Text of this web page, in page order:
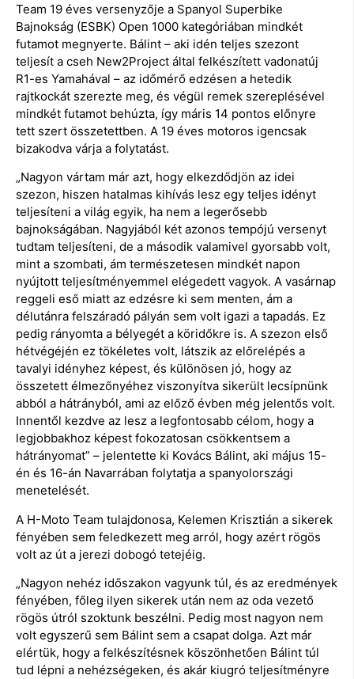
Team 19 éves versenyzője a Spanyol Superbike
Bajnokság (ESBK) Open 1000 kategóriában mindkét
futamot megnyerte. Bálint – aki idén teljes szezont
teljesít a cseh New2Project által felkészített vadonatúj
R1-es Yamahával – az időmérő edzésen a hetedik
rajtkockát szerezte meg, és végül remek szereplésével
mindkét futamot behúzta, így máris 14 pontos előnyre
tett szert összetettben. A 19 éves motoros igencsak
bizakodva várja a folytatást.
„Nagyon vártam már azt, hogy elkezdődjön az idei
szezon, hiszen hatalmas kihívás lesz egy teljes idényt
teljesíteni a világ egyik, ha nem a legerősebb
bajnokságában. Nagyjából két azonos tempójú versenyt
tudtam teljesíteni, de a második valamivel gyorsabb volt,
mint a szombati, ám természetesen mindkét napon
nyújtott teljesítményemmel elégedett vagyok. A vasárnap
reggeli eső miatt az edzésre ki sem menten, ám a
délutánra felszáradó pályán sem volt igazi a tapadás. Ez
pedig rányomta a bélyegét a köridőkre is. A szezon első
hétvégéjén ez tökéletes volt, látszik az előrelépés a
tavalyi idényhez képest, és különösen jó, hogy az
összetett élmezőnyéhez viszonyítva sikerült lecsípnünk
abból a hátrányból, ami az előző évben még jelentős volt.
Innentől kezdve az lesz a legfontosabb célom, hogy a
legjobbakhoz képest fokozatosan csökkentsem a
hátrányomat” – jelentette ki Kovács Bálint, aki május 15-
én és 16-án Navarrában folytatja a spanyolországi
menetelését.
A H-Moto Team tulajdonosa, Kelemen Krisztián a sikerek
fényében sem feledkezett meg arról, hogy azért rögös
volt az út a jerezi dobogó tetejéig.
„Nagyon nehéz időszakon vagyunk túl, és az eredmények
fényében, főleg ilyen sikerek után nem az oda vezető
rögös útról szoktunk beszélni. Pedig most nagyon nem
volt egyszerű sem Bálint sem a csapat dolga. Azt már
elértük, hogy a felkészítésnek köszönhetően Bálint túl
tud lépni a nehézségeken, és akár kiugró teljesítményre